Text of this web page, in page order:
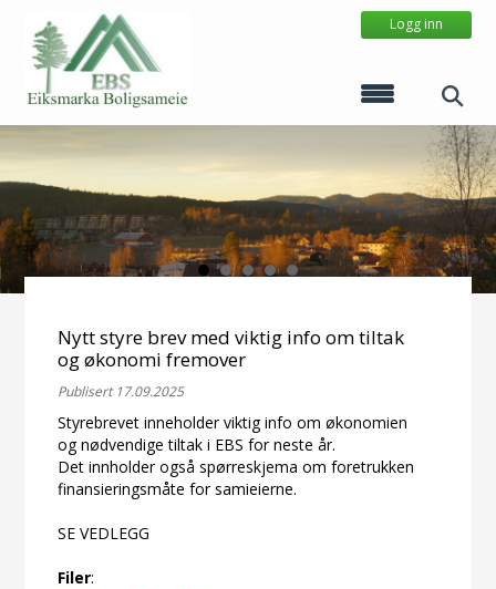
Logg inn
Nytt styre brev med viktig info om tiltak
og økonomi fremover
Publisert 17.09.2025
Styrebrevet inneholder viktig info om økonomien
og nødvendige tiltak i EBS for neste år.
Det innholder også spørreskjema om foretrukken
finansieringsmåte for samieierne.
SE VEDLEGG
Filer: